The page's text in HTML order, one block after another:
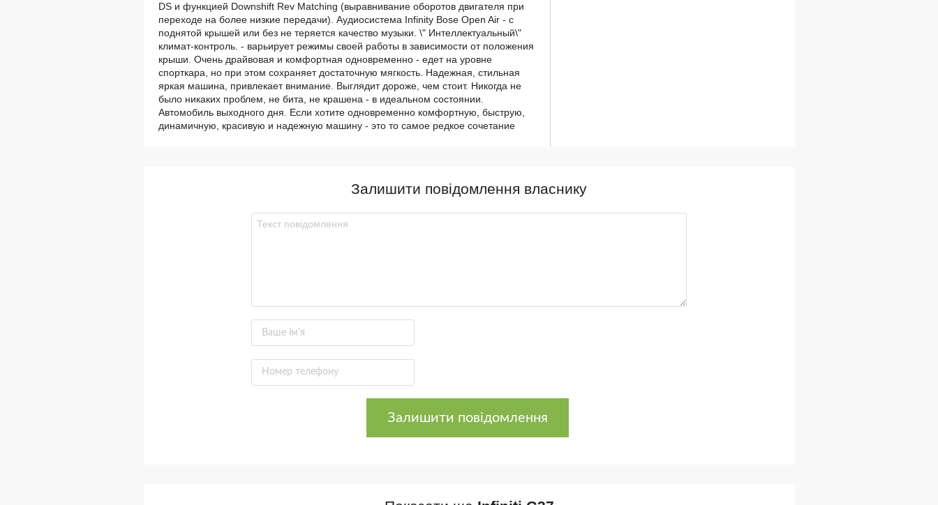
DS и функцией Downshift Rev Matching (выравнивание оборотов двигателя при
переходе на более низкие передачи). Аудиосистема Infinity Bose Open Air - с
поднятой крышей или без не теряется качество музыки. \" Интеллектуальный\"
климат-контроль. - варьирует режимы своей работы в зависимости от положения
крыши. Очень драйвовая и комфортная одновременно - едет на уровне
спорткара, но при этом сохраняет достаточную мягкость. Надежная, стильная
яркая машина, привлекает внимание. Выглядит дороже, чем стоит. Никогда не
было никаких проблем, не бита, не крашена - в идеальном состоянии.
Автомобиль выходного дня. Если хотите одновременно комфортную, быструю,
динамичную, красивую и надежную машину - это то самое редкое сочетание
Залишити повідомлення власнику
Залишити повідомлення